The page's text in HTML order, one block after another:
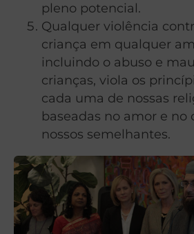
pleno potencial.
Qualquer violência
criança em qualquer
incluindo o abuso e
crianças, viola os
cada uma de nossas
baseadas no amor e no
nossos semelhantes.